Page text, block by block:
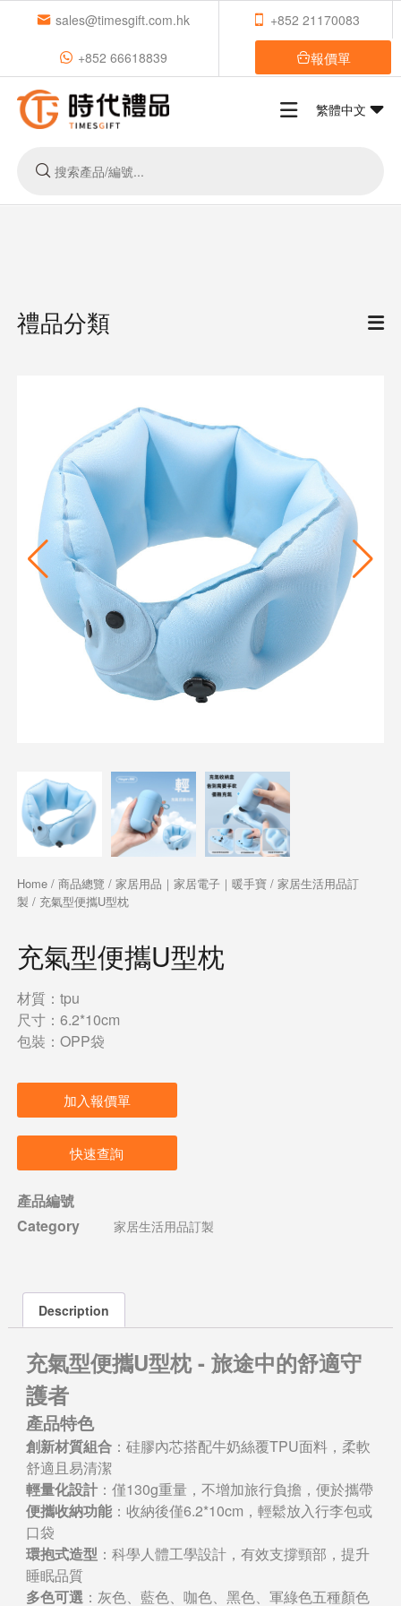
sales@timesgift.com.hk +852 21170083
+852 66618839 報價單
繁體中文
禮品分類
Home/ 商品總覽 / 家居用品｜家居電子｜暖手寶/ 家居生活用品訂
製 / 充氣型便攜U型枕
充氣型便攜U型枕
材質：tpu
尺寸：6.2*10cm
包裝：OPP袋
加入報價單
快速查詢
產品編號
Category
家居生活用品訂製
Description
充氣型便攜U型枕 - 旅途中的舒適守
護者
產品特色
創新材質組合：硅膠內芯搭配牛奶絲覆TPU面料，柔軟
舒適且易清潔
輕量化設計：僅130g重量，不增加旅行負擔，便於攜帶
便攜收納功能：收納後僅6.2*10cm，輕鬆放入行李包或
口袋
環抱式造型 ：科學人體工學設計，有效支撐頸部，提升
睡眠品質
多色可選：灰色、藍色、咖色、黑色、軍綠色五種顏色